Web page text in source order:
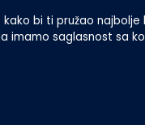
bi ti pružao najbolje
imamo saglasnost sa
d.o.o. Subotica.